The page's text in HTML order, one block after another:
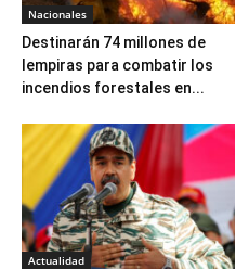
Nacionales
Destinarán 74 millones de
lempiras para combatir los
incendios forestales en...
Actualidad